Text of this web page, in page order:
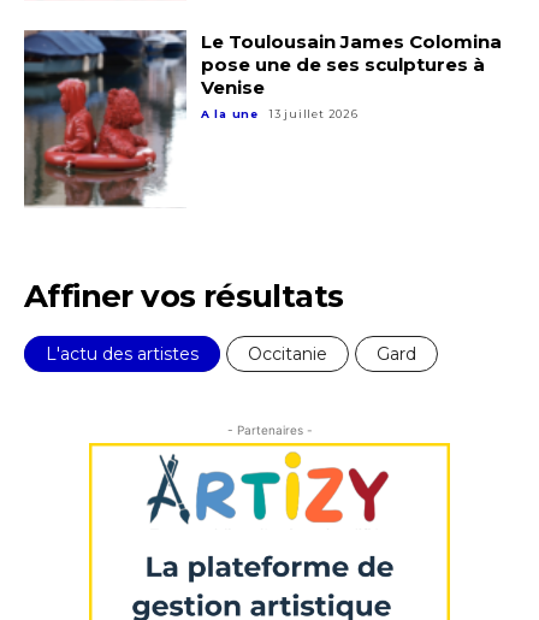
Le Toulousain James Colomina
pose une de ses sculptures à
Venise
A la une 13 juillet 2026
Affiner vos résultats
L'actu des artistes Occitanie Gard
- Partenaires -